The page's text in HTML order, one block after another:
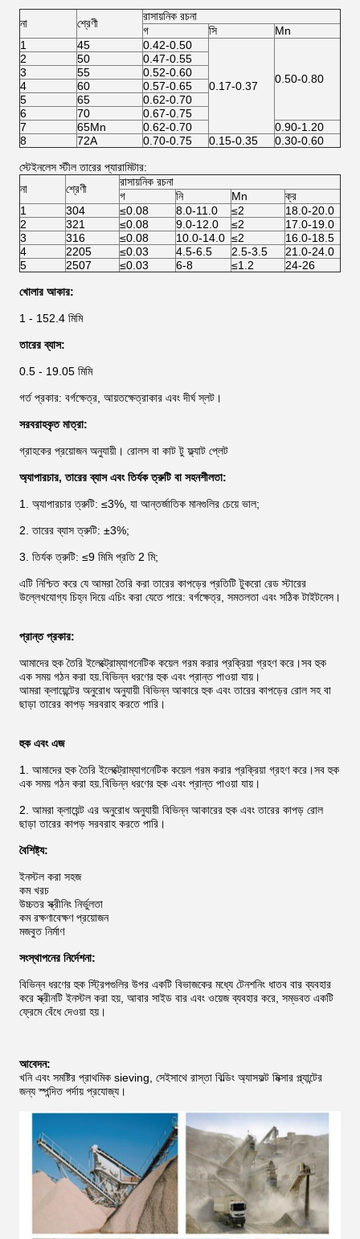
না শ্রেণী
রাসায়নিক রচনা
গ
সি
Mn
1
45 0.42-0.50
0.17-0.37
0.50-0.80
2 50
0.47-0.55
3
55
0.52-0.60
4
60
0.57-0.65
5
65
0.62-0.70
6
70
0.67-0.75
7
65Mn 0.62-0.70
0.90-1.20
8
72A 0.70-0.75 0.15-0.35 0.30-0.60
স্টেইনলেস স্টীল তারের প্যারামিটার:
না
শ্রেণী
রাসায়নিক রচনা
গ
নি Mn
ক্র
1
304 ≤0.08 8.0-11.0 ≤2
18.0-20.0
2
321 ≤0.08 9.0-12.0 ≤2
17.0-19.0
3
316 ≤0.08 10.0-14.0 ≤2
16.0-18.5
4
2205 ≤0.03 4.5-6.5 2.5-3.5
21.0-24.0
5
2507 ≤0.03 6-8 ≤1.2 24-26
খোলার আকার:
1 - 152.4 মিমি
তারের ব্যাস:
0.5 - 19.05 মিমি
গর্ত প্রকার: বর্গক্ষেত্র, আয়তক্ষেত্রাকার এবং দীর্ঘ স্লট।
সরবরাহকৃত মাত্রা:
গ্রাহকের প্রয়োজন অনুযায়ী। রোলস বা কাট টু ফ্ল্যাট প্লেট
অ্যাপারচার, তারের ব্যাস এবং তির্যক ত্রুটি বা সহনশীলতা:
1. অ্যাপারচার ত্রুটি: ≤3%, যা আন্তর্জাতিক মানগুলির চেয়ে ভাল;
2. তারের ব্যাস ত্রুটি: ±3%;
3. তির্যক ত্রুটি: ≤9 মিমি প্রতি 2 মি;
এটি নিশ্চিত করে যে আমরা তৈরি করা তারের কাপড়ের প্রতিটি টুকরো রেড স্টারের
উল্লেখযোগ্য চিহ্ন দিয়ে এচিং করা যেতে পারে: বর্গক্ষেত্র, সমতলতা এবং সঠিক টাইটনেস।
প্রান্ত প্রকার:
আমাদের হুক তৈরি ইলেক্ট্রোম্যাগনেটিক কয়েল গরম করার প্রক্রিয়া গ্রহণ করে।সব হুক
এক সময় গঠন করা হয়.বিভিন্ন ধরণের হুক এবং প্রান্ত পাওয়া যায়।
আমরা ক্লায়েন্টের অনুরোধ অনুযায়ী বিভিন্ন আকারে হুক এবং তারের কাপড়ের রোল সহ বা
ছাড়া তারের কাপড় সরবরাহ করতে পারি।
হুক এবং এজ
1. আমাদের হুক তৈরি ইলেক্ট্রোম্যাগনেটিক কয়েল গরম করার প্রক্রিয়া গ্রহণ করে।সব হুক
এক সময় গঠন করা হয়.বিভিন্ন ধরণের হুক এবং প্রান্ত পাওয়া যায়।
2. আমরা ক্লায়েন্ট এর অনুরোধ অনুযায়ী বিভিন্ন আকারের হুক এবং তারের কাপড় রোল
ছাড়া তারের কাপড় সরবরাহ করতে পারি।
বৈশিষ্ট্য:
ইনস্টল করা সহজ
কম খরচ
উচ্চতর স্ক্রীনিং নির্ভুলতা
কম রক্ষণাবেক্ষণ প্রয়োজন
মজবুত নির্মাণ
সংস্থাপনের নির্দেশনা:
বিভিন্ন ধরণের হুক স্ট্রিপগুলির উপর একটি বিভাজকের মধ্যে টেনশনিং ধাতব বার ব্যবহার
করে স্ক্রীনটি ইনস্টল করা হয়, আবার সাইড বার এবং ওয়েজ ব্যবহার করে, সম্ভবত একটি
ফ্রেমে বেঁধে দেওয়া হয়।
আবেদন:
খনি এবং সমষ্টির প্রাথমিক sieving, সেইসাথে রাস্তা বিল্ডিং অ্যাসফল্ট মিক্সার প্ল্যান্টের
জন্য স্পন্দিত পর্দায় প্রযোজ্য।